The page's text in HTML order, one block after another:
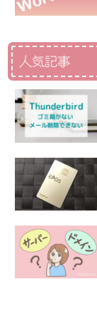
人気記事